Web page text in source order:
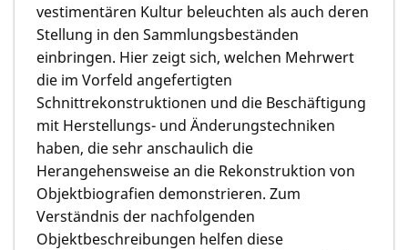
vestimentären Kultur beleuchten als auch deren
Stellung in den Sammlungsbeständen
einbringen. Hier zeigt sich, welchen Mehrwert
die im Vorfeld angefertigten
Schnittrekonstruktionen und die Beschäftigung
mit Herstellungs- und Änderungstechniken
haben, die sehr anschaulich die
Herangehensweise an die Rekonstruktion von
Objektbiografien demonstrieren. Zum
Verständnis der nachfolgenden
Objektbeschreibungen helfen diese